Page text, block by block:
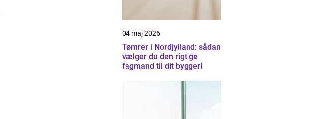
04 maj 2026
Tømrer i Nordjylland: sådan
vælger du den rigtige
fagmand til dit byggeri